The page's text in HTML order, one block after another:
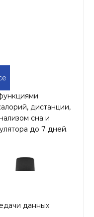
дистанции,
сна и
до 7 дней.
данных